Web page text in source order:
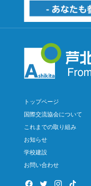
トップページ
国際交流協会について
これまでの取り組み
お知らせ
学校建設
お問い合わせ